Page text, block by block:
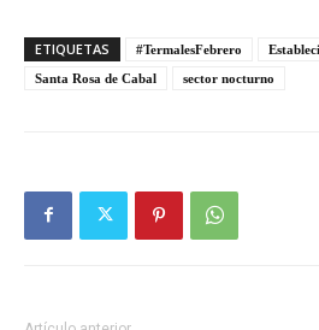
ETIQUETAS #TermalesFebrero
Santa Rosa de Cabal
sector nocturno